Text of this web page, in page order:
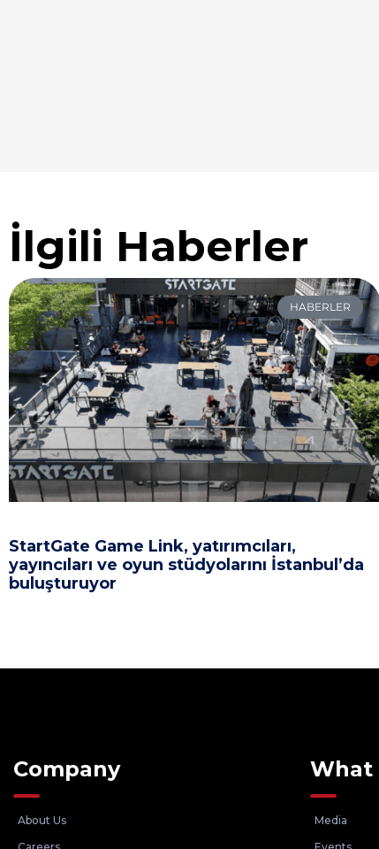
İlgili Haberler
HABERLER
StartGate Game Link, yatırımcıları,
yayıncıları ve oyun stüdyolarını İstanbul’da
buluşturuyor
Company
About Us
What
Media